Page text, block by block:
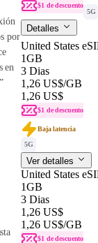
$1 de descuento
5G
Detalles
United States
1GB
3 Dias
1,26 US$/GB
1,26 US$
$1 de descuento
Baja latencia
5G
Ver detalles
United States
1GB
3 Dias
1,26 US$
1,26 US$/GB
$1 de descuento
por
en